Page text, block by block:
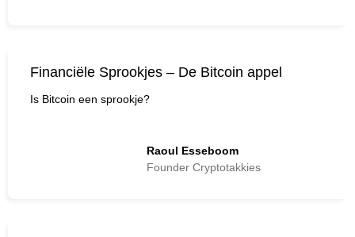
Financiële Sprookjes – De Bitcoin appel
Is Bitcoin een sprookje?
Raoul Esseboom
Founder Cryptotakkies